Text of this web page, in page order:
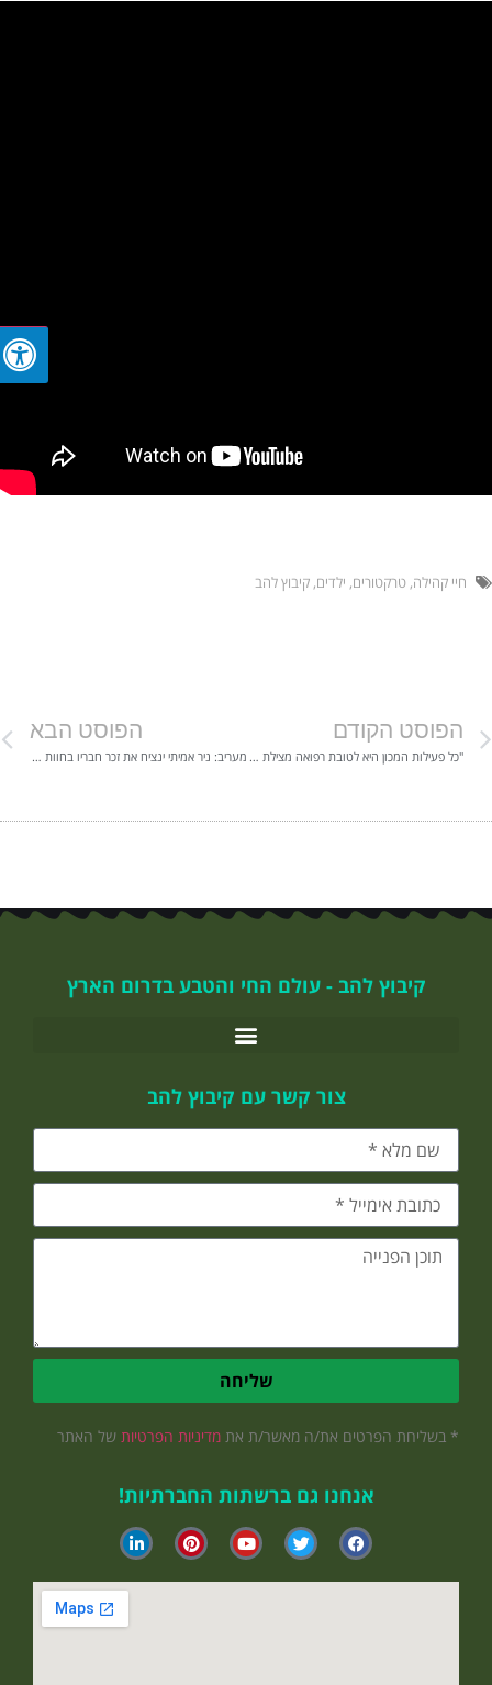
חיי קהילה,טרקטורים,ילדים,קיבוץ להב
הפוסט הקודם
"כל פעילות המכון היא לטובת רפואה מצילת חיים", אומר מנכ"ל להב CRO | כאן דרום אשקלון
הפוסט הבא
מעריב: ניר אמיתי ינציח את זכר חבריו בחוות רימון | קיבוץ להב
קיבוץ להב - עולם החי והטבע בדרום הארץ
צור קשר עם קיבוץ להב
שליחה
* בשליחת הפרטים את/ה מאשר/ת אתמדיניות הפרטיותשל האתר
אנחנו גם ברשתות החברתיות!